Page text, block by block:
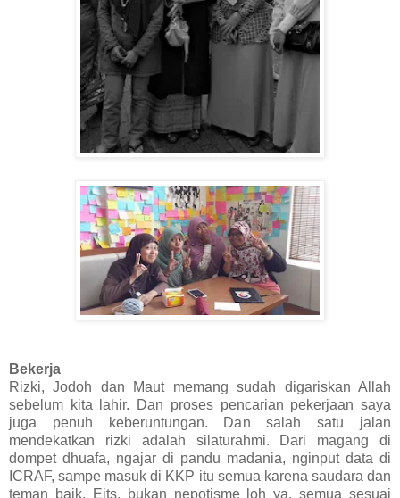
Bekerja
Rizki, Jodoh dan Maut memang sudah digariskan Allah
sebelum kita lahir. Dan proses pencarian pekerjaan saya
juga penuh keberuntungan. Dan salah satu jalan
mendekatkan rizki adalah silaturahmi. Dari magang di
dompet dhuafa, ngajar di pandu madania, nginput data di
ICRAF, sampe masuk di KKP itu semua karena saudara dan
teman baik. Eits, bukan nepotisme loh ya, semua sesuai